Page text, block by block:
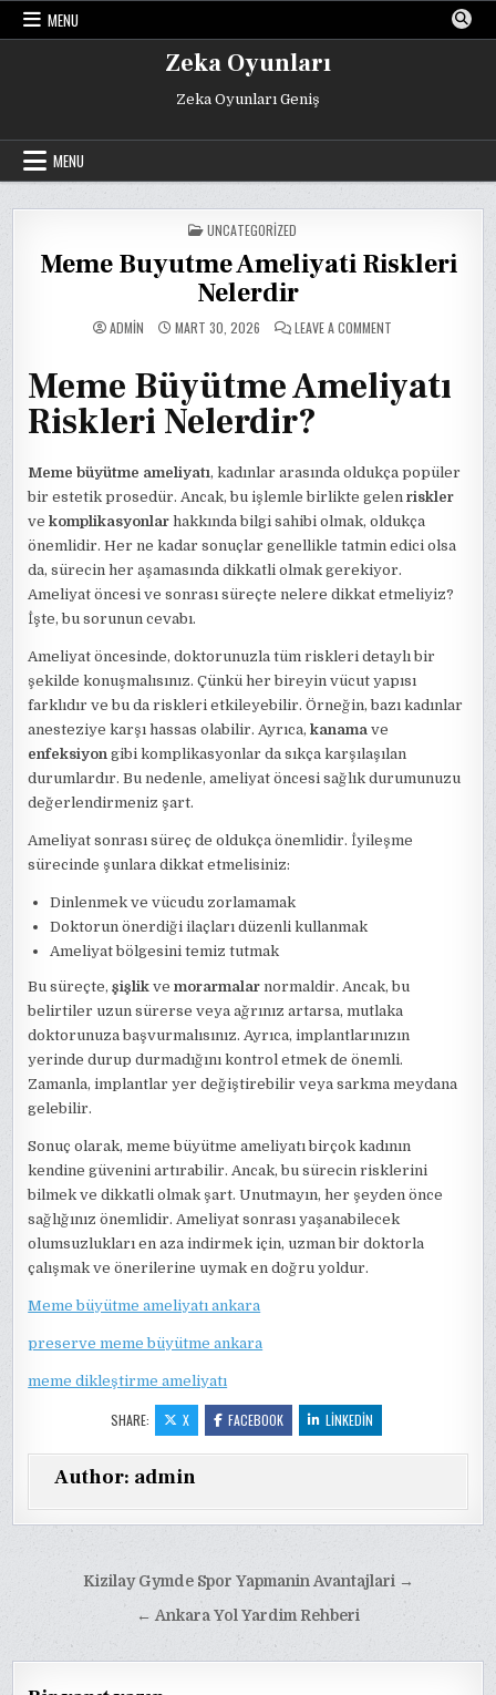
Skip
MENU
Zeka Oyunları
Zeka Oyunları Geniş
MENU
POSTED
IN
UNCATEGORIZED
Meme Buyutme Ameliyati Riskleri
Nelerdir
ADMIN MART 30, 2026 LEAVE A COMMENT
RISKLERI
NELERDIR
Meme Büyütme Ameliyatı
Riskleri Nelerdir?
Meme büyütme ameliyatı, kadınlar arasında oldukça popüler
bir estetik prosedür. Ancak, bu işlemle birlikte gelenriskler
vekomplikasyonlar hakkında bilgi sahibi olmak, oldukça
önemlidir. Her ne kadar sonuçlar genellikle tatmin edici olsa
da, sürecin her aşamasında dikkatli olmak gerekiyor.
Ameliyat öncesi ve sonrası süreçte nelere dikkat etmeliyiz?
İşte, bu sorunun cevabı.
Ameliyat öncesinde, doktorunuzla tüm riskleri detaylı bir
şekilde konuşmalısınız. Çünkü her bireyin vücut yapısı
farklıdır ve bu da riskleri etkileyebilir. Örneğin, bazı kadınlar
anesteziye karşı hassas olabilir. Ayrıca,kanama ve
enfeksiyon gibi komplikasyonlar da sıkça karşılaşılan
durumlardır. Bu nedenle, ameliyat öncesi sağlık durumunuzu
değerlendirmeniz şart.
Ameliyat sonrası süreç de oldukça önemlidir. İyileşme
sürecinde şunlara dikkat etmelisiniz:
Dinlenmek ve vücudu zorlamamak
Doktorun önerdiği ilaçları düzenli kullanmak
Ameliyat bölgesini temiz tutmak
Bu süreçte,şişlik vemorarmalar normaldir. Ancak, bu
belirtiler uzun sürerse veya ağrınız artarsa, mutlaka
doktorunuza başvurmalısınız. Ayrıca, implantlarınızın
yerinde durup durmadığını kontrol etmek de önemli.
Zamanla, implantlar yer değiştirebilir veya sarkma meydana
gelebilir.
Sonuç olarak, meme büyütme ameliyatı birçok kadının
kendine güvenini artırabilir. Ancak, bu sürecin risklerini
bilmek ve dikkatli olmak şart. Unutmayın, her şeyden önce
sağlığınız önemlidir. Ameliyat sonrası yaşanabilecek
olumsuzlukları en aza indirmek için, uzman bir doktorla
çalışmak ve önerilerine uymak en doğru yoldur.
Meme büyütme ameliyatı ankara
preserve meme büyütme ankara
meme dikleştirme ameliyatı
SHARE: X FACEBOOK LINKEDIN
Author: admin
gezinmesi
Kizilay Gymde Spor Yapmanin Avantajlari →
← Ankara Yol Yardim Rehberi